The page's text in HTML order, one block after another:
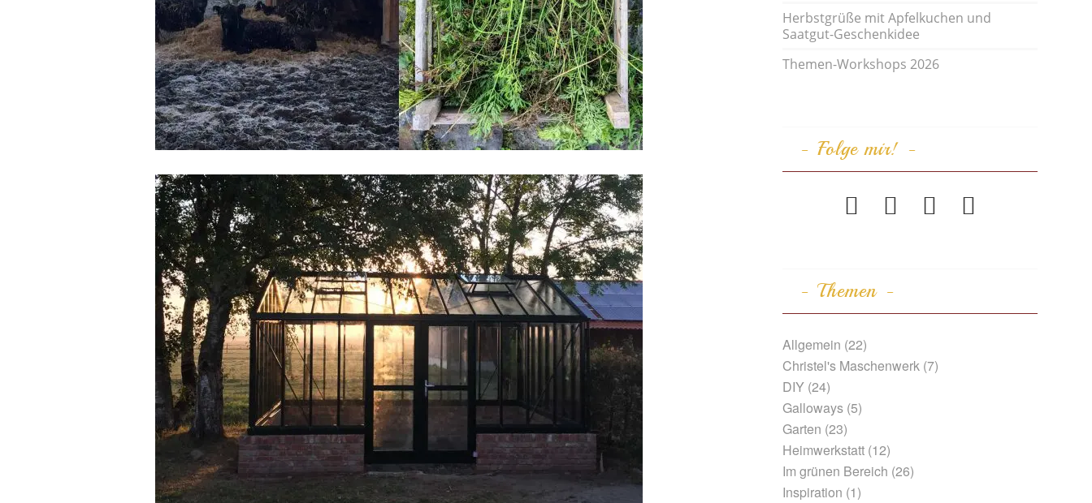
Herbstgrüße mit Apfelkuchen und
Saatgut-Geschenkidee
Themen-Workshops 2026
Folge mir!
Themen
Allgemein (22)
Christel's Maschenwerk(7)
DIY(24)
Galloways(5)
Garten (23)
Heimwerkstatt(12)
Im grünen Bereich (26)
Inspiration (1)